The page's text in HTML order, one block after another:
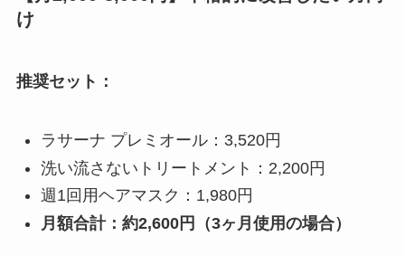
け
推奨セット：
ラサーナ プレミオール：3,520円
洗い流さないトリートメント：2,200円
週1回用ヘアマスク：1,980円
月額合計：約2,600円（3ヶ月使用の場合）